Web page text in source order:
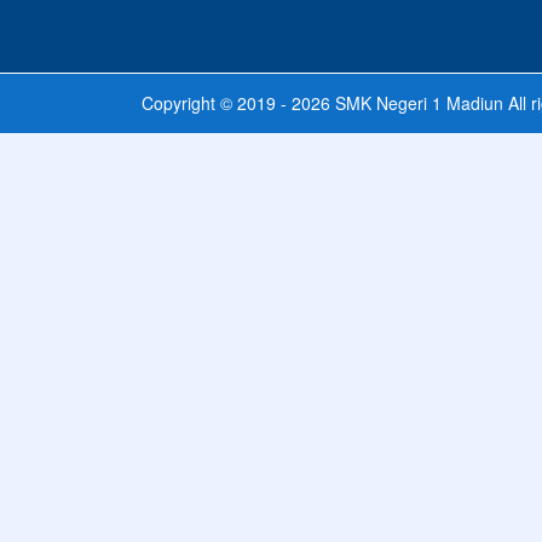
Copyright © 2019 - 2026 SMK Negeri 1 Madiun All